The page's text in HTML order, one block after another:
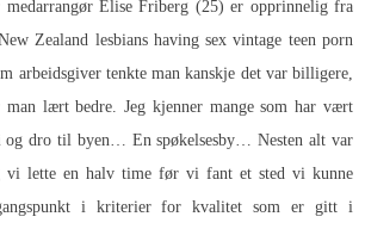
Elise Friberg (25) er opprinnelig fra
Zealand lesbians having sex vintage teen porn
arbeidsgiver tenkte man kanskje det var billigere,
man lært bedre. Jeg kjenner mange som har vært
og dro til byen… En spøkelsesby… Nesten alt var
vi lette en halv time før vi fant et sted vi kunne
i kriterier for kvalitet som er gitt i